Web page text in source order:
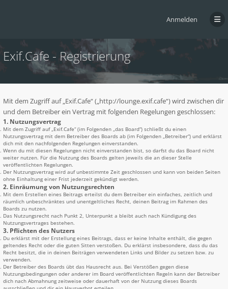
Anmelden
Exif.Cafe - Registrierung
Mit dem Zugriff auf „Exif.Cafe“ („http://lounge.exif.cafe“) wird zwischen dir
und dem Betreiber ein Vertrag mit folgenden Regelungen geschlossen:
1. Nutzungsvertrag
Mit dem Zugriff auf „Exif.Cafe“ (im Folgenden „das Board“) schließt du einen
Nutzungsvertrag mit dem Betreiber des Boards ab (im Folgenden „Betreiber“) und erklärst
dich mit den nachfolgenden Regelungen einverstanden.
Wenn du mit diesen Regelungen nicht einverstanden bist, so darfst du das Board nicht
weiter nutzen. Für die Nutzung des Boards gelten jeweils die an dieser Stelle
veröffentlichten Regelungen.
Der Nutzungsvertrag wird auf unbestimmte Zeit geschlossen und kann von beiden Seiten
ohne Einhaltung einer Frist jederzeit gekündigt werden.
2. Einräumung von Nutzungsrechten
Mit dem Erstellen eines Beitrags erteilst du dem Betreiber ein einfaches, zeitlich und
räumlich unbeschränktes und unentgeltliches Recht, deinen Beitrag im Rahmen des
Boards zu nutzen.
Das Nutzungsrecht nach Punkt 2, Unterpunkt a bleibt auch nach Kündigung des
Nutzungsvertrages bestehen.
3. Pflichten des Nutzers
Du erklärst mit der Erstellung eines Beitrags, dass er keine Inhalte enthält, die gegen
geltendes Recht oder die guten Sitten verstoßen. Du erklärst insbesondere, dass du das
Recht besitzt, die in deinen Beiträgen verwendeten Links und Bilder zu setzen bzw. zu
verwenden.
Der Betreiber des Boards übt das Hausrecht aus. Bei Verstößen gegen diese
Nutzungsbedingungen oder anderer im Board veröffentlichten Regeln kann der Betreiber
dich nach Abmahnung zeitweise oder dauerhaft von der Nutzung dieses Boards